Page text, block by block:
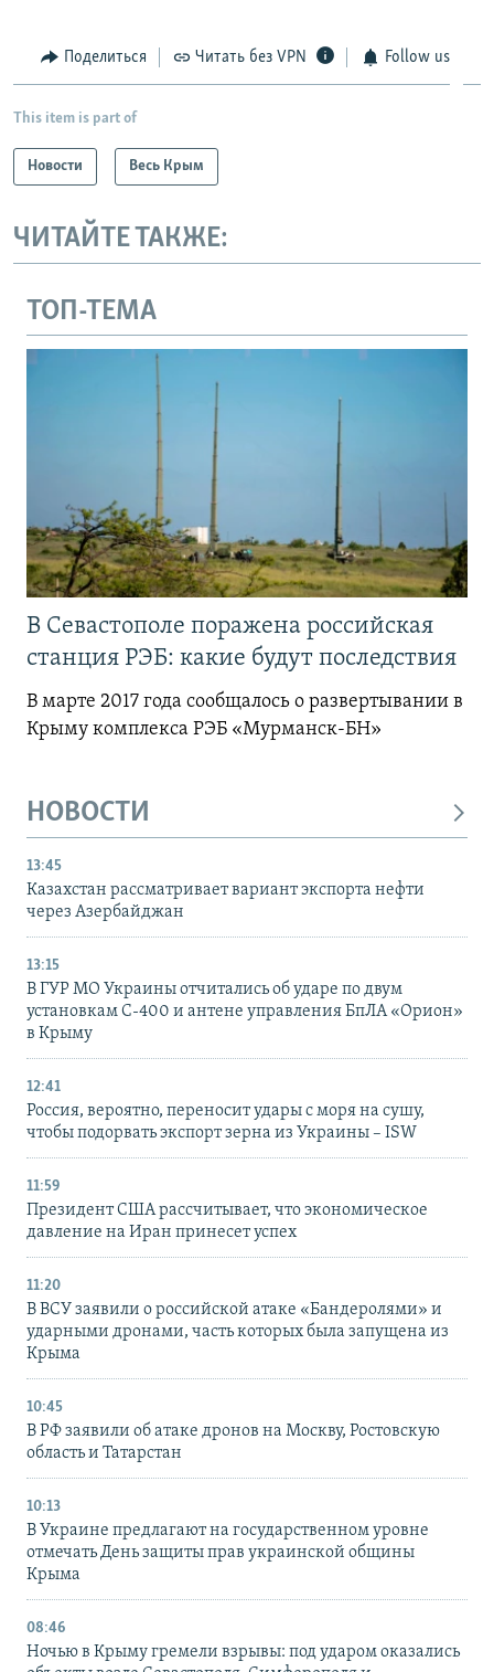
Поделиться Читать без VPN Follow us
This item is part of
Новости Весь Крым
ЧИТАЙТЕ ТАКЖЕ:
ТОП-ТЕМА
В Севастополе поражена российская
станция РЭБ: какие будут последствия
В марте 2017 года сообщалось о развертывании в
Крыму комплекса РЭБ «Мурманск-БН»
НОВОСТИ
13:45
Казахстан рассматривает вариант экспорта нефти
через Азербайджан
13:15
В ГУР МО Украины отчитались об ударе по двум
установкам С-400 и антене управления БпЛА «Орион»
в Крыму
12:41
Россия, вероятно, переносит удары с моря на сушу,
чтобы подорвать экспорт зерна из Украины – ISW
11:59
Президент США рассчитывает, что экономическое
давление на Иран принесет успех
11:20
В ВСУ заявили о российской атаке «Бандеролями» и
ударными дронами, часть которых была запущена из
Крыма
10:45
В РФ заявили об атаке дронов на Москву, Ростовскую
область и Татарстан
10:13
В Украине предлагают на государственном уровне
отмечать День защиты прав украинской общины
Крыма
08:46
Ночью в Крыму гремели взрывы: под ударом оказались